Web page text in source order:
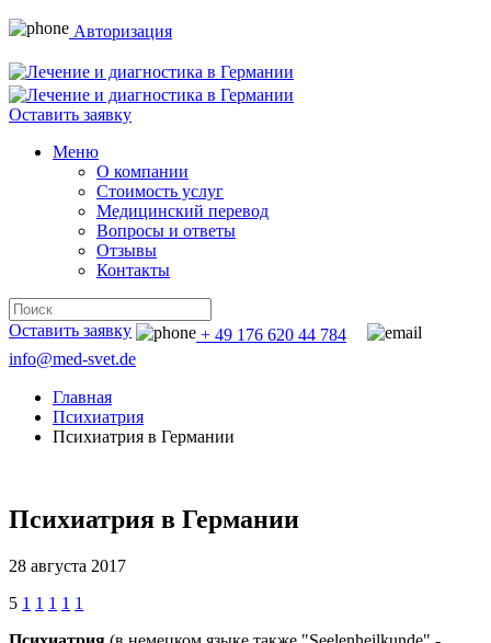
Авторизация
Оставить заявку
Меню
О компании
Стоимость услуг
Медицинский перевод
Вопросы и ответы
Отзывы
Контакты
Оставить заявку
+ 49 176 620 44 784
info@med-svet.de
Главная
Психиатрия
Психиатрия в Германии
Психиатрия в Германии
28 августа 2017
5 1 1 1 1 1